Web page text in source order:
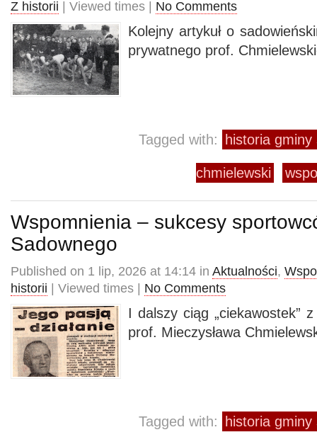
Z historii | Viewed times | No Comments
Kolejny artykuł o
prywatnego prof.
Tagged with: historia gminy
chmielewski
Wspomnienia – sukcesy
Sadownego
Published on 1 lip, 2026 at 14:14 in Aktualności,
historii | Viewed times | No Comments
I dalszy ciąg „ciekawostek”
prof. Mieczysława
Tagged with: historia gminy